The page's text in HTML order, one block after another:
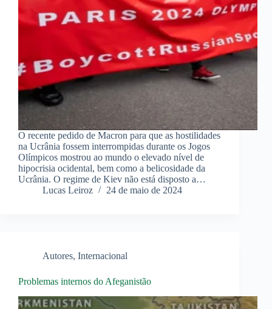
O recente pedido de Macron para que as hostilidades
na Ucrânia fossem interrompidas durante os Jogos
Olímpicos mostrou ao mundo o elevado nível de
hipocrisia ocidental, bem como a belicosidade da
Ucrânia. O regime de Kiev não está disposto a…
Lucas Leiroz
24 de maio de 2024
Autores, Internacional
Problemas internos do Afeganistão